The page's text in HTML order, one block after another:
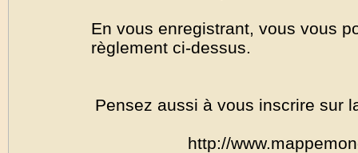
En vous enregistrant, vous vous
règlement ci-dessus.
Pensez aussi à vous inscrire sur
http://